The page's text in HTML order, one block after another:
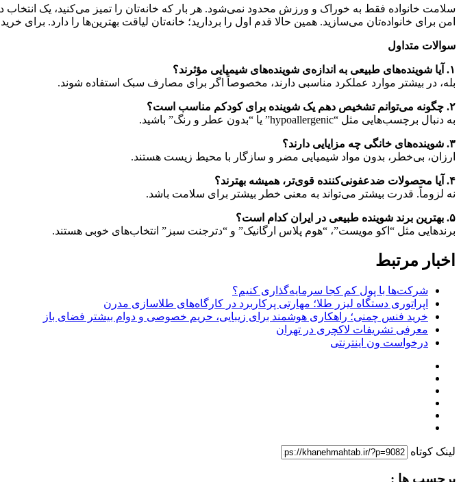
سلامت خانواده فقط به خوراک و ورزش محدود نمی‌شود. هر بار که خانه‌تان را تمیز می‌کنید، یک انتخاب
امن برای خانواده‌تان می‌سازید. همین حالا قدم اول را بردارید؛ خانه‌تان لیاقت بهترین‌ها را دارد. برای
سوالات متداول
۱. آیا شوینده‌های طبیعی به اندازه‌ی شوینده‌های شیمیایی مؤثرند؟
بله، در بیشتر موارد عملکرد مناسبی دارند، مخصوصاً اگر برای مصارف سبک استفاده شوند.
۲. چگونه می‌توانم تشخیص دهم یک شوینده برای کودکم مناسب است؟
به دنبال برچسب‌هایی مثل “hypoallergenic” یا “بدون عطر و رنگ” باشید.
۳. شوینده‌های خانگی چه مزایایی دارند؟
ارزان، بی‌خطر، بدون مواد شیمیایی مضر و سازگار با محیط زیست هستند.
۴. آیا محصولات ضدعفونی‌کننده قوی‌تر، همیشه بهترند؟
نه لزوماً. قدرت بیشتر می‌تواند به معنی خطر بیشتر برای سلامت باشد.
۵. بهترین برند شوینده طبیعی در ایران کدام است؟
برندهایی مثل “اکو مویست”، “هوم پلاس ارگانیک” و “دترجنت سبز” انتخاب‌های خوبی هستند.
اخبار مرتبط
شرکت‌ها با پول کم کجا سرمایه‌گذاری کنیم؟
اپراتوری دستگاه لیزر طلا؛ مهارتی پرکاربرد در کارگاه‌های طلاسازی مدرن
خرید فنس چمنی؛ راهکاری هوشمند برای زیبایی، حریم خصوصی و دوام بیشتر فضای باز
معرفی تشریفات لاکچری در تهران
درخواست ون اینترنتی
لینک کوتاه